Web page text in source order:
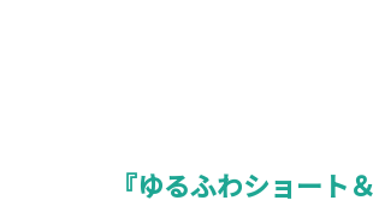
『ゆるふわショート